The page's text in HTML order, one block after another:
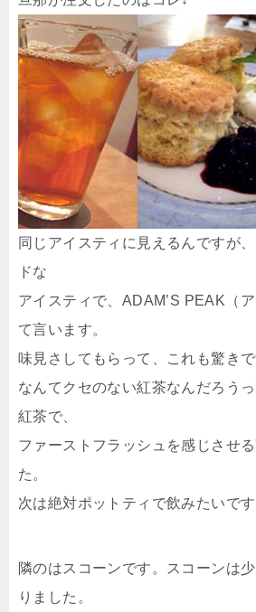
同じアイスティに見えるんですが
ドな
アイスティで、ADAM’S PEAK（
て言います。
味見さしてもらって、これも驚きで
なんてクセのない紅茶なんだろう
紅茶で、
ファーストフラッシュを感じさせ
た。
次は絶対ポットティで飲みたいです
隣のはスコーンです。スコーンは
りました。